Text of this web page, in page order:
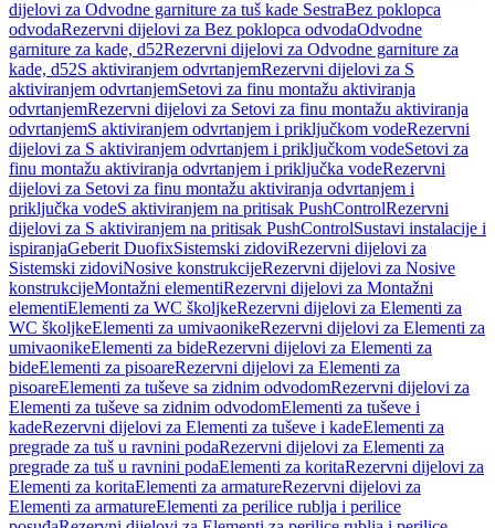
dijelovi za Odvodne garniture za tuš kade SestraBez poklopca
odvodaRezervni dijelovi za Bez poklopca odvodaOdvodne
garniture za kade, d52Rezervni dijelovi za Odvodne garniture za
kade, d52S aktiviranjem odvrtanjemRezervni dijelovi za S
aktiviranjem odvrtanjemSetovi za finu montažu aktiviranja
odvrtanjemRezervni dijelovi za Setovi za finu montažu aktiviranja
odvrtanjemS aktiviranjem odvrtanjem i priključkom vodeRezervni
dijelovi za S aktiviranjem odvrtanjem i priključkom vodeSetovi za
finu montažu aktiviranja odvrtanjem i priključka vodeRezervni
dijelovi za Setovi za finu montažu aktiviranja odvrtanjem i
priključka vodeS aktiviranjem na pritisak PushControlRezervni
dijelovi za S aktiviranjem na pritisak PushControlSustavi instalacije i
ispiranjaGeberit DuofixSistemski zidoviRezervni dijelovi za
Sistemski zidoviNosive konstrukcijeRezervni dijelovi za Nosive
konstrukcijeMontažni elementiRezervni dijelovi za Montažni
elementiElementi za WC školjkeRezervni dijelovi za Elementi za
WC školjkeElementi za umivaonikeRezervni dijelovi za Elementi za
umivaonikeElementi za bideRezervni dijelovi za Elementi za
bideElementi za pisoareRezervni dijelovi za Elementi za
pisoareElementi za tuševe sa zidnim odvodomRezervni dijelovi za
Elementi za tuševe sa zidnim odvodomElementi za tuševe i
kadeRezervni dijelovi za Elementi za tuševe i kadeElementi za
pregrade za tuš u ravnini podaRezervni dijelovi za Elementi za
pregrade za tuš u ravnini podaElementi za koritaRezervni dijelovi za
Elementi za koritaElementi za armatureRezervni dijelovi za
Elementi za armatureElementi za perilice rublja i perilice